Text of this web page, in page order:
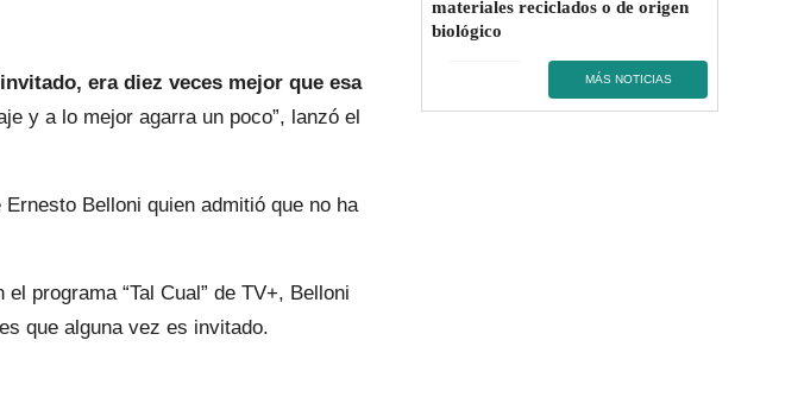
era diez veces mejor que esa
y a lo mejor agarra un poco”, lanzó el
Belloni quien admitió que no ha
programa “Tal Cual” de TV+, Belloni
que alguna vez es invitado.
materiales reciclados o de origen
biológico
MÁS NOTICIAS